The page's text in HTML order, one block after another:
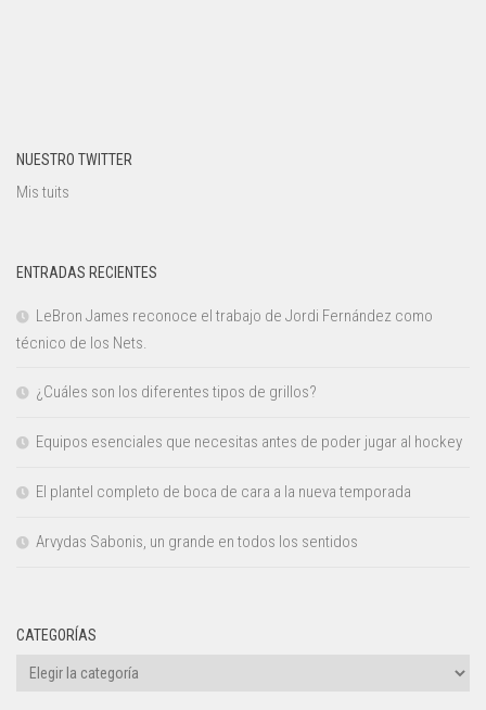
NUESTRO TWITTER
Mis tuits
ENTRADAS RECIENTES
LeBron James reconoce el trabajo de Jordi Fernández como
técnico de los Nets.
¿Cuáles son los diferentes tipos de grillos?
Equipos esenciales que necesitas antes de poder jugar al hockey
El plantel completo de boca de cara a la nueva temporada
Arvydas Sabonis, un grande en todos los sentidos
CATEGORÍAS
Categorías